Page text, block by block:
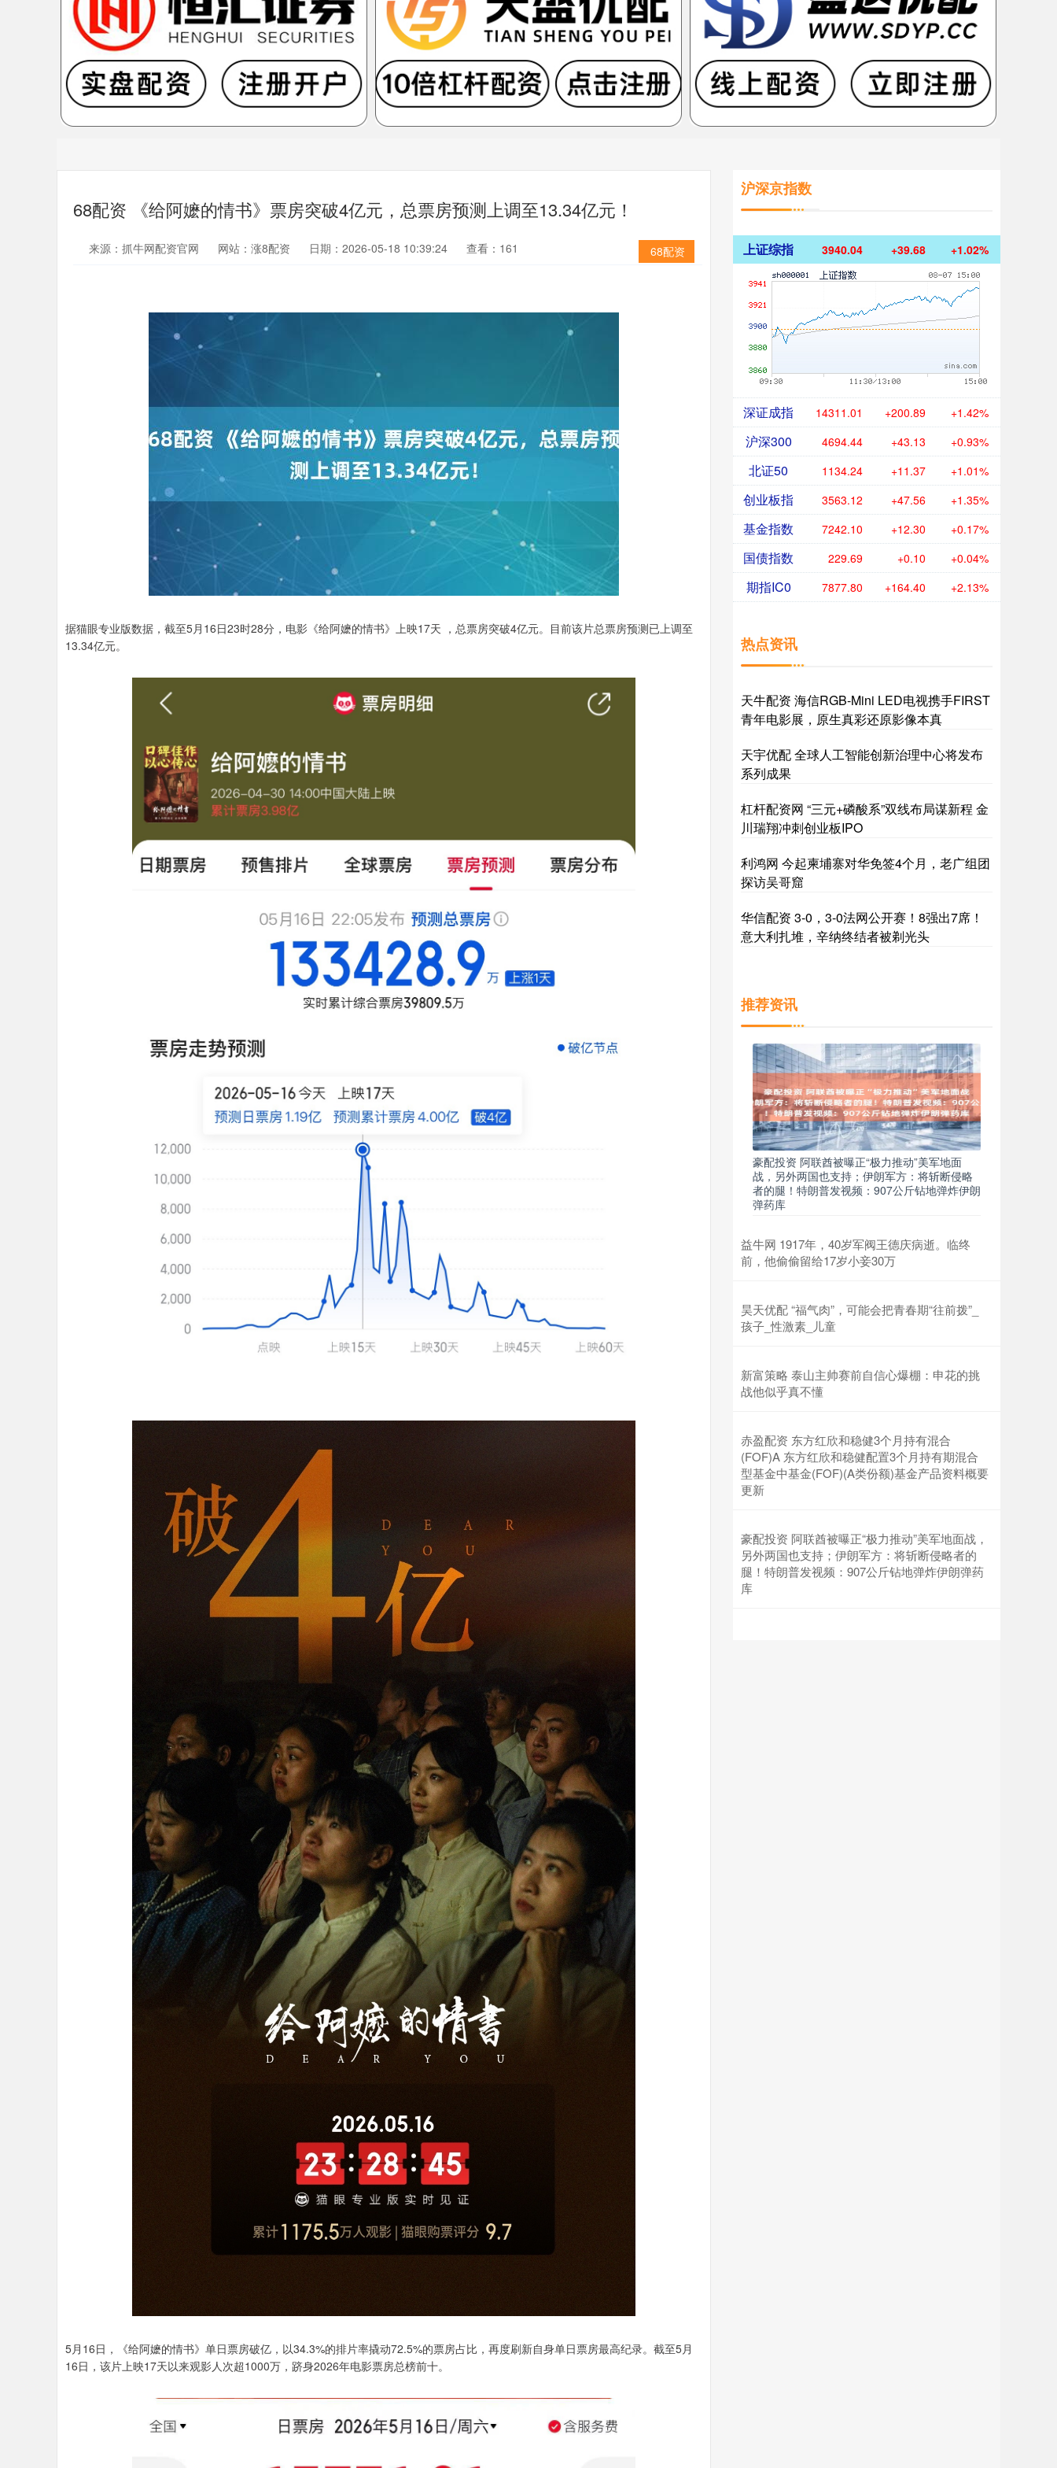
68配资 《给阿嬷的情书》票房突破4亿元，总票房预测上调至13.34亿元！
68配资
来源：抓牛网配资官网 网站：涨8配资 日期：2026-05-18 10:39:24 查看：161
据猫眼专业版数据，截至5月16日23时28分，电影《给阿嬷的情书》上映17天 ，总票房突破4亿元。目前该片总票房预测已上调至
13.34亿元。
5月16日，《给阿嬷的情书》单日票房破亿，以34.3%的排片率撬动72.5%的票房占比，再度刷新自身单日票房最高纪录。截至5月
16日，该片上映17天以来观影人次超1000万，跻身2026年电影票房总榜前十。
沪深京指数
上证综指 3940.04 +39.68 +1.02%
深证成指 14311.01 +200.89 +1.42%
沪深300 4694.44 +43.13 +0.93%
北证50 1134.24 +11.37 +1.01%
创业板指 3563.12 +47.56 +1.35%
基金指数 7242.10 +12.30 +0.17%
国债指数 229.69 +0.10 +0.04%
期指IC0 7877.80 +164.40 +2.13%
热点资讯
天牛配资 海信RGB-Mini LED电视携手FIRST
青年电影展，原生真彩还原影像本真
天宇优配 全球人工智能创新治理中心将发布
系列成果
杠杆配资网 “三元+磷酸系”双线布局谋新程 金
川瑞翔冲刺创业板IPO
利鸿网 今起柬埔寨对华免签4个月，老广组团
探访吴哥窟
华信配资 3-0，3-0法网公开赛！8强出7席！
意大利扎堆，辛纳终结者被剃光头
推荐资讯
豪配投资 阿联酋被曝正“极力推动”美军地面
战，另外两国也支持；伊朗军方：将斩断侵略
者的腿！特朗普发视频：907公斤钻地弹炸伊朗
弹药库
益牛网 1917年，40岁军阀王德庆病逝。临终
前，他偷偷留给17岁小妾30万
昊天优配 “福气肉”，可能会把青春期“往前拨”_
孩子_性激素_儿童
新富策略 泰山主帅赛前自信心爆棚：申花的挑
战他似乎真不懂
赤盈配资 东方红欣和稳健3个月持有混合
(FOF)A 东方红欣和稳健配置3个月持有期混合
型基金中基金(FOF)(A类份额)基金产品资料概要
更新
豪配投资 阿联酋被曝正“极力推动”美军地面战，
另外两国也支持；伊朗军方：将斩断侵略者的
腿！特朗普发视频：907公斤钻地弹炸伊朗弹药
库